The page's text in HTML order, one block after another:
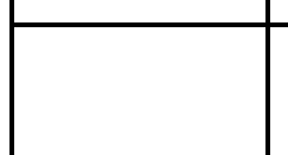
Ширина: 156 см